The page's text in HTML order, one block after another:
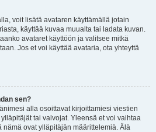
voit lisätä avataren käyttämällä jotain
käyttää kuvaa muualta tai ladata kuvan.
avataret käyttöön ja valitsee mitkä
Jos et voi käyttää avataria, ota yhteyttä
sen?
alla osoittavat kirjoittamiesi viestien
tai valvojat. Yleensä et voi vaihtaa
ovat ylläpitäjän määrittelemiä. Älä